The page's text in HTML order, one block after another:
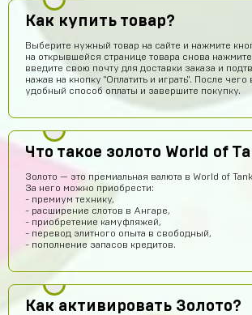
Как купить товар?
Выберите нужный товар на сайте и нажмите
на открывшейся странице товара снова нажмите
введите свою почту для доставки заказа и
нажав на кнопку "Оплатить и играть". После чего
удобный способ оплаты и завершите покупку.
Что такое золото World of
Золото — это премиальная валюта в World of
За него можно приобрести:
- премиум технику,
- расширение слотов в Ангаре,
- приобретение камуфляжей,
- перевод элитного опыта в свободный,
- пополнение запасов кредитов.
Как активировать Золото?
Джон
Аккаунт пришёл
Тебе какая разница осёл
Гавриил Воронцов
Сейчас проверю
Кирилл Милов
Норм???
Ера Ера
Это правда
Sobolev-Dimas